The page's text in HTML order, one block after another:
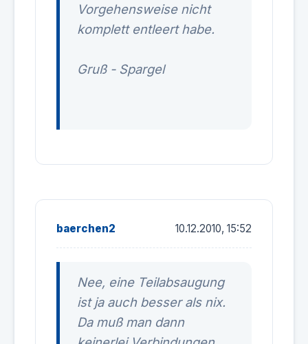
Vorgehensweise nicht
komplett entleert habe.
Gruß - Spargel
baerchen2 10.12.2010, 15:52
Nee, eine Teilabsaugung
ist ja auch besser als nix.
Da muß man dann